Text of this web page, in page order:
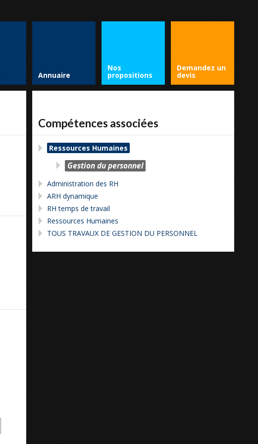
Annuaire
Nos
propositions
Demandez un
devis
Compétences associées
Ressources Humaines
Gestion du personnel
Administration des RH
ARH dynamique
RH temps de travail
Ressources Humaines
TOUS TRAVAUX DE GESTION DU PERSONNEL